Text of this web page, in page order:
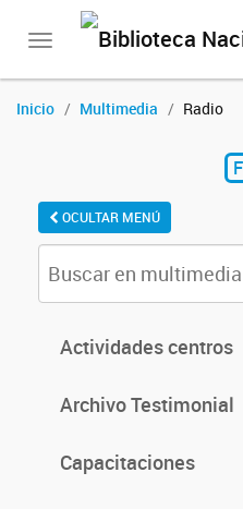
Toggle
Inicio Multimedia Radio
OCULTAR MENÚ
Actividades centros
Archivo Testimonial
Capacitaciones